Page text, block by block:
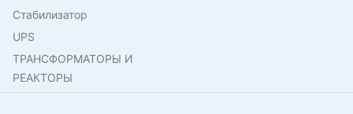
Стабилизатор
UPS
ТРАНСФОРМАТОРЫ И
РЕАКТОРЫ